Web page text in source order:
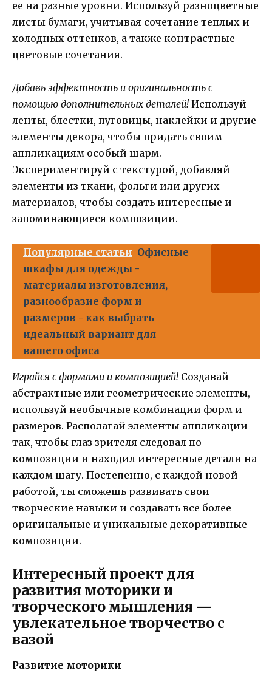
ее на разные уровни. Используй разноцветные
листы бумаги, учитывая сочетание теплых и
холодных оттенков, а также контрастные
цветовые сочетания.
Добавь эффектность и оригинальность с
помощью дополнительных деталей! Используй
ленты, блестки, пуговицы, наклейки и другие
элементы декора, чтобы придать своим
аппликациям особый шарм.
Экспериментируй с текстурой, добавляй
элементы из ткани, фольги или других
материалов, чтобы создать интересные и
запоминающиеся композиции.
Популярные статьи Офисные
шкафы для одежды -
материалы изготовления,
разнообразие форм и
размеров - как выбрать
идеальный вариант для
вашего офиса
Играйся с формами и композицией!Создавай
абстрактные или геометрические элементы,
используй необычные комбинации форм и
размеров. Располагай элементы аппликации
так, чтобы глаз зрителя следовал по
композиции и находил интересные детали на
каждом шагу. Постепенно, с каждой новой
работой, ты сможешь развивать свои
творческие навыки и создавать все более
оригинальные и уникальные декоративные
композиции.
Интересный проект для
развития моторики и
творческого мышления —
увлекательное творчество с
вазой
Развитие моторики